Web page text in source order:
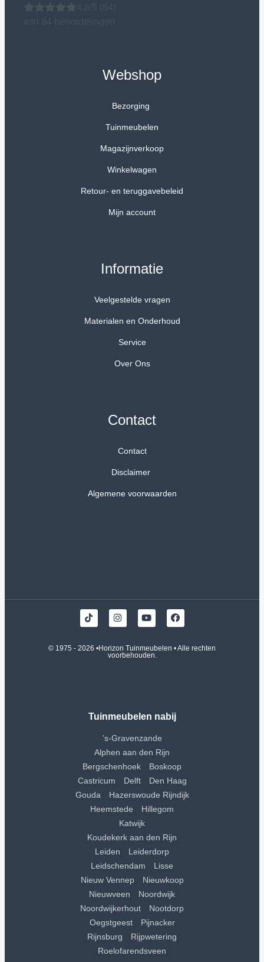
4.8/5
(84)
van 84 beoordelingen
Webshop
Bezorging
Tuinmeubelen
Magazijnverkoop
Winkelwagen
Retour- en teruggavebeleid
Mijn account
Informatie
Veelgestelde vragen
Materialen en Onderhoud
Service
Over Ons
Contact
Contact
Disclaimer
Algemene voorwaarden
© 1975 - 2026 •Horizon Tuinmeubelen • Alle rechten
voorbehouden.
Tuinmeubelen nabij
's-Gravenzande
Alphen aan den Rijn
Bergschenhoek
Boskoop
Castricum
Delft
Den Haag
Gouda
Hazerswoude Rijndijk
Heemstede
Hillegom
Katwijk
Koudekerk aan den Rijn
Leiden
Leiderdorp
Leidschendam
Lisse
Nieuw Vennep
Nieuwkoop
Nieuwveen
Noordwijk
Noordwijkerhout
Nootdorp
Oegstgeest
Pijnacker
Rijnsburg
Rijpwetering
Roelofarendsveen